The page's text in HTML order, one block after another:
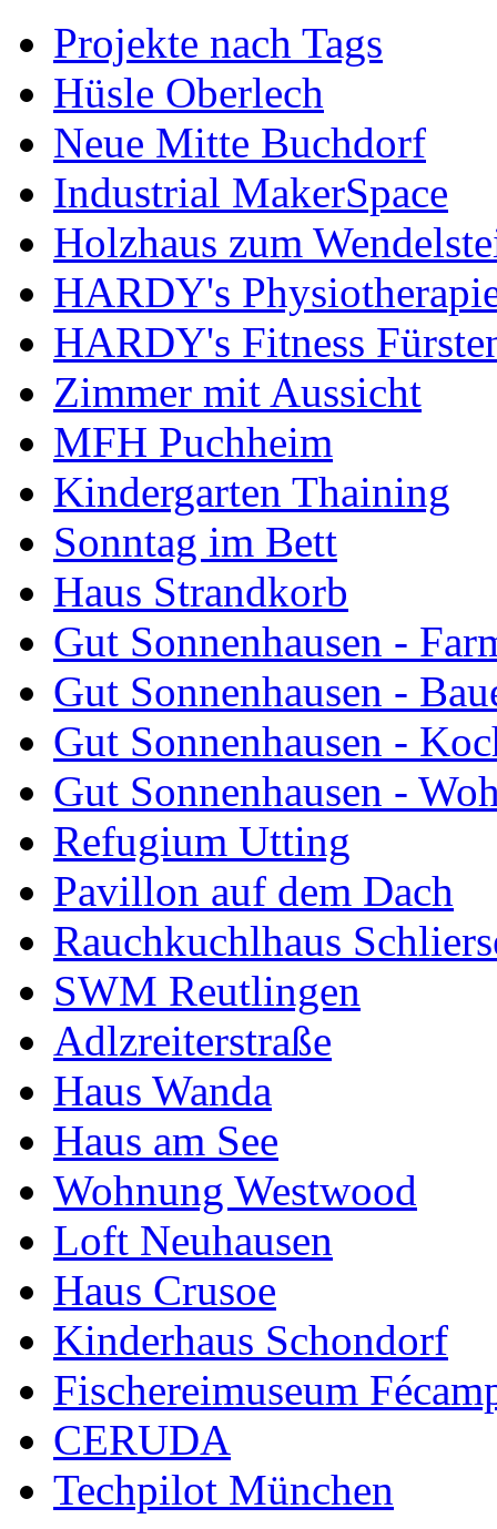
Projekte nach Tags
Hüsle Oberlech
Neue Mitte Buchdorf
Industrial MakerSpace
Holzhaus zum
HARDY's
HARDY's Fitness
Zimmer mit Aussicht
MFH Puchheim
Kindergarten Thaining
Sonntag im Bett
Haus Strandkorb
Gut Sonnenhausen -
Gut Sonnenhausen -
Gut Sonnenhausen -
Gut Sonnenhausen -
Refugium Utting
Pavillon auf dem Dach
Rauchkuchlhaus
SWM Reutlingen
Adlzreiterstraße
Haus Wanda
Haus am See
Wohnung Westwood
Loft Neuhausen
Haus Crusoe
Kinderhaus Schondorf
Fischereimuseum
CERUDA
Techpilot München